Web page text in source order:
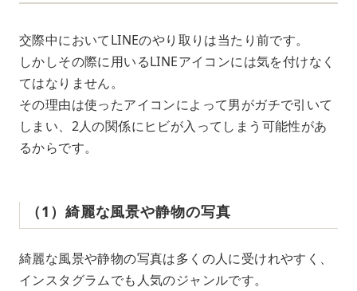
交際中においてLINEのやり取りは当たり前です。
しかしその際に用いるLINEアイコンには気を付けなく
てはなりません。
その理由は使ったアイコンによって男がガチで引いて
しまい、2人の関係にヒビが入ってしまう可能性があ
るからです。
（1）綺麗な風景や静物の写真
綺麗な風景や静物の写真は多くの人に受けれやすく、
インスタグラムでも人気のジャンルです。